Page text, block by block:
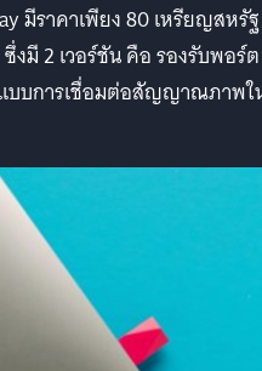
มีราคาเพียง 80 เหรียญสหรัฐ
งมี 2 เวอร์ชัน คือ รองรับพอร์ต
แบบการเชื่อมต่อสัญญาณภาพใ